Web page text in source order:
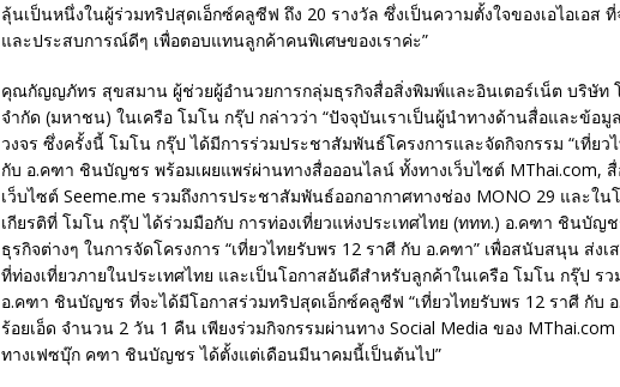
ลุ้นเป็นหนึ่งในผู้ร่วมทริปสุดเอ็กซ์คลูซีฟ ถึง 20 รางวัล ซึ่งเป็นความตั้งใจของเอไอเอส
และประสบการณ์ดีๆ เพื่อตอบแทนลูกค้าคนพิเศษของเราค่ะ”
คุณกัญญภัทร สุขสมาน ผู้ช่วยผู้อำนวยการกลุ่มธุรกิจสื่อสิ่งพิมพ์และอินเตอร์เน็ต บริษัท
จำกัด (มหาชน) ในเครือ โมโน กรุ๊ป กล่าวว่า “ปัจจุบันเราเป็นผู้นำทางด้านสื่อและข้อมู
วงจร ซึ่งครั้งนี้ โมโน กรุ๊ป ได้มีการร่วมประชาสัมพันธ์โครงการและจัดกิจกรรม “เที่ยว
กับ อ.คฑา ชินบัญชร พร้อมเผยแพร่ผ่านทางสื่อออนไลน์ ทั้งทางเว็บไซต์ MThai.com, สื่
เว็บไซต์ Seeme.me รวมถึงการประชาสัมพันธ์ออกอากาศทางช่อง MONO 29 และใน
เกียรติที่ โมโน กรุ๊ป ได้ร่วมมือกับ การท่องเที่ยวแห่งประเทศไทย (ททท.) อ.คฑา ชินบัญ
ธุรกิจต่างๆ ในการจัดโครงการ “เที่ยวไทยรับพร 12 ราศี กับ อ.คฑา” เพื่อสนับสนุน ส่ง
ที่ท่องเที่ยวภายในประเทศไทย และเป็นโอกาสอันดีสำหรับลูกค้าในเครือ โมโน กรุ๊ป ร
อ.คฑา ชินบัญชร ที่จะได้มีโอกาสร่วมทริปสุดเอ็กซ์คลูซีฟ “เที่ยวไทยรับพร 12 ราศี กับ
ร้อยเอ็ด จำนวน 2 วัน 1 คืน เพียงร่วมกิจกรรมผ่านทาง Social Media ของ
ทางเฟซบุ๊ก คฑา ชินบัญชร ได้ตั้งแต่เดือนมีนาคมนี้เป็นต้นไป”